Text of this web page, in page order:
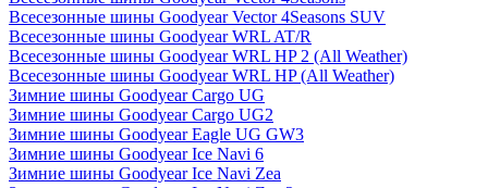
Всесезонные шины Goodyear Vector 4Seasons SUV
Всесезонные шины Goodyear WRL AT/R
Всесезонные шины Goodyear WRL HP 2 (All Weather)
Всесезонные шины Goodyear WRL HP (All Weather)
Зимние шины Goodyear Cargo UG
Зимние шины Goodyear Cargo UG2
Зимние шины Goodyear Eagle UG GW3
Зимние шины Goodyear Ice Navi 6
Зимние шины Goodyear Ice Navi Zea